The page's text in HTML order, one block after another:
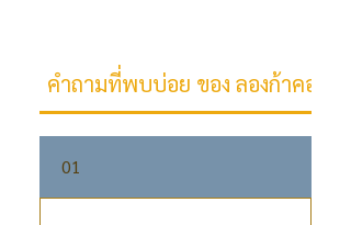
คำถามที่พบบ่อย ของ ลองก้าคอมบูช
01